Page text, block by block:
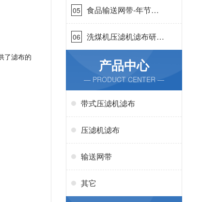
了滤布的
05
食品输送网带-年节省
成本75万{丹娜鸶过滤}
06
洗煤机压滤机滤布研发
生产-按需定制{丹娜鸶
过滤}产品中心
— PRODUCT CENTER —
带式压滤机滤布
压滤机滤布
输送网带
其它